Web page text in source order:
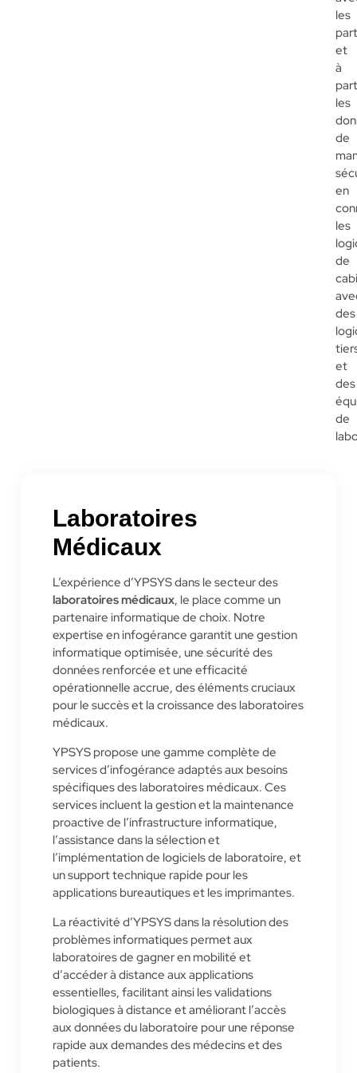
les
et
à
les
de
en
les
de
des
et
des
de
Laboratoires
Médicaux
L’expérience d’YPSYSdans le secteur des
laboratoires médicaux, le place comme un
partenaire informatique de choix. Notre
expertise en infogérance garantit une gestion
informatique optimisée, une sécurité des
données renforcée et une efficacité
opérationnelle accrue, des éléments cruciaux
pour le succès et la croissance des laboratoires
médicaux.
YPSYS propose une gamme complète de
services d’infogérance adaptés aux besoins
spécifiques des laboratoires médicaux. Ces
services incluent la gestion et la maintenance
proactive de l’infrastructure informatique,
l’assistance dans la sélection et
l’implémentation de logiciels de laboratoire, et
un support technique rapide pour les
applications bureautiques et les imprimantes.
La réactivité d’YPSYS dans la résolution des
problèmes informatiques permet aux
laboratoires de gagner en mobilité et
d’accéder à distance aux applications
essentielles, facilitant ainsi les validations
biologiques à distance et améliorant l’accès
aux données du laboratoire pour une réponse
rapide aux demandes des médecins et des
patients.